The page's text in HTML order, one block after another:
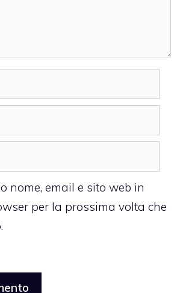
nome, email e sito web in
per la prossima volta che